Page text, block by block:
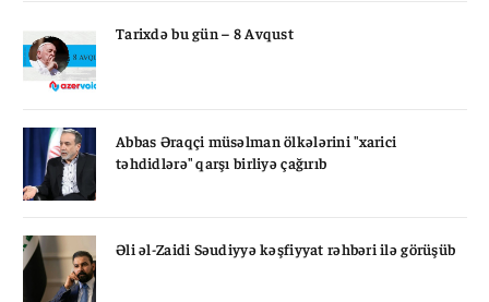
Tarixdə bu gün – 8 Avqust
Abbas Əraqçi müsəlman ölkələrini "xarici
təhdidlərə" qarşı birliyə çağırıb
Əli əl-Zaidi Səudiyyə kəşfiyyat rəhbəri ilə görüşüb